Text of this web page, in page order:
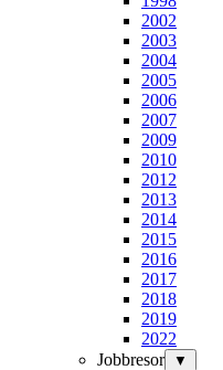
2002
2003
2004
2005
2006
2007
2009
2010
2012
2013
2014
2015
2016
2017
2018
2019
2022
Jobbresor
▼